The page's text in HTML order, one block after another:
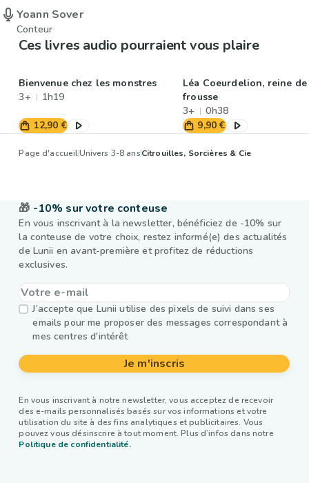
Yoann Sover
Conteur
Ces livres audio pourraient vous plaire
Bienvenue chez les monstres
3+
1h19
12,90 €
Léa Coeurdelion, reine
frousse
3+
0h38
9,90 €
Page d'accueilUnivers 3-8 ansCitrouilles, Sorcières & Cie
🎁 -10% sur votre conteuse
En vous inscrivant à la newsletter, bénéficiez de -10% sur
la conteuse de votre choix, restez informé(e) des actualités
de Lunii en avant-première et profitez de réductions
exclusives.
J’accepte que Lunii utilise des pixels de suivi dans ses
emails pour me proposer des messages correspondant à
mes centres d'intérêt
Je m'inscris
En vous inscrivant à notre newsletter, vous acceptez de recevoir
des e-mails personnalisés basés sur vos informations et votre
utilisation du site à des fins analytiques et publicitaires. Vous
pouvez vous désinscrire à tout moment. Plus d’infos dans notre
Politique de confidentialité.